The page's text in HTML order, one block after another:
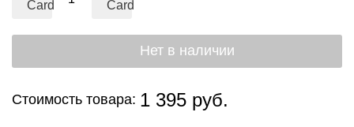
Стоимость товара: 1 395 руб.